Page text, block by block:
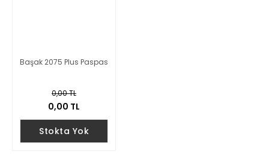
Başak 2075 Plus Paspas
0,00 TL
0,00 TL
Stokta Yok